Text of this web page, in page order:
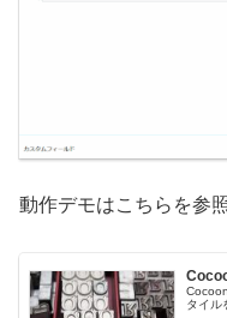
動作デモはこちらを参
タイル